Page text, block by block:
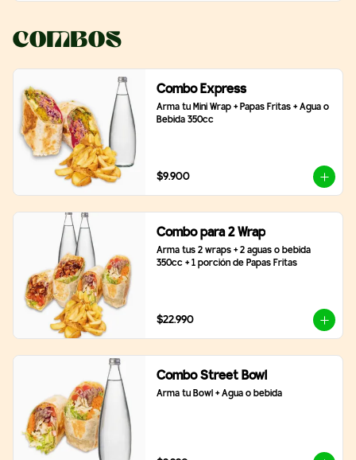
Combos
Combo Express
Arma tu Mini Wrap + Papas Fritas + Agua o
Bebida 350cc
$9.900
Combo para 2 Wrap
Arma tus 2 wraps + 2 aguas o bebida
350cc + 1 porción de Papas Fritas
$22.990
Combo Street Bowl
Arma tu Bowl + Agua o bebida